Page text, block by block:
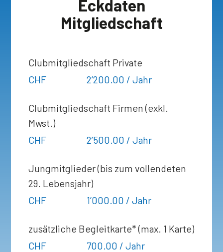
Eckdaten
Mitgliedschaft
Clubmitgliedschaft Private
CHF
2’200.00 / Jahr
Clubmitgliedschaft Firmen (exkl.
Mwst.)
CHF
2’500.00 / Jahr
Jungmitglieder (bis zum vollendeten
29. Lebensjahr)
CHF
1’000.00 / Jahr
zusätzliche Begleitkarte* (max. 1 Karte)
CHF
700.00 / Jahr